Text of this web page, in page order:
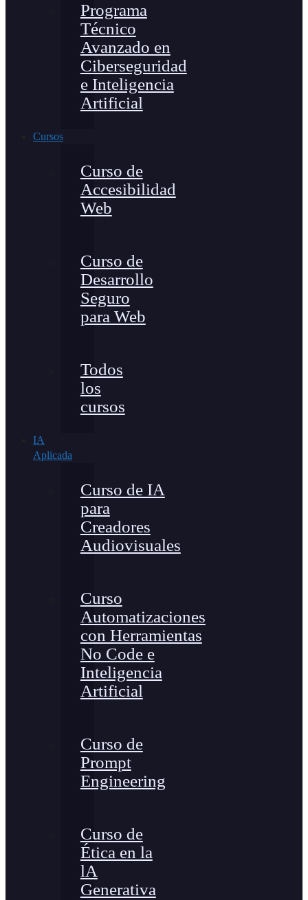
Programa
Técnico
Avanzado en
Ciberseguridad
e Inteligencia
Artificial
Cursos
Curso de
Accesibilidad
Web
Curso de
Desarrollo
Seguro
para Web
Todos
los
cursos
IA
Aplicada
Curso de IA
para
Creadores
Audiovisuales
Curso
Automatizaciones
con Herramientas
No Code e
Inteligencia
Artificial
Curso de
Prompt
Engineering
Curso de
Ética en la
lA
Generativa